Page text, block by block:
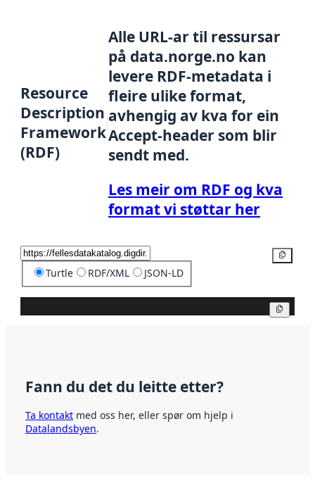
Resource
Description
Framework
(RDF)
Alle URL-ar til ressursar
på data.norge.no kan
levere RDF-metadata i
fleire ulike format,
avhengig av kva for ein
Accept-header som blir
sendt med.
Les meir om RDF og kva
format vi støttar her
Turtle RDF/XML JSON-LD
Fann du det du leitte etter?
Ta kontakt med oss her, eller spør om hjelp i
Datalandsbyen.